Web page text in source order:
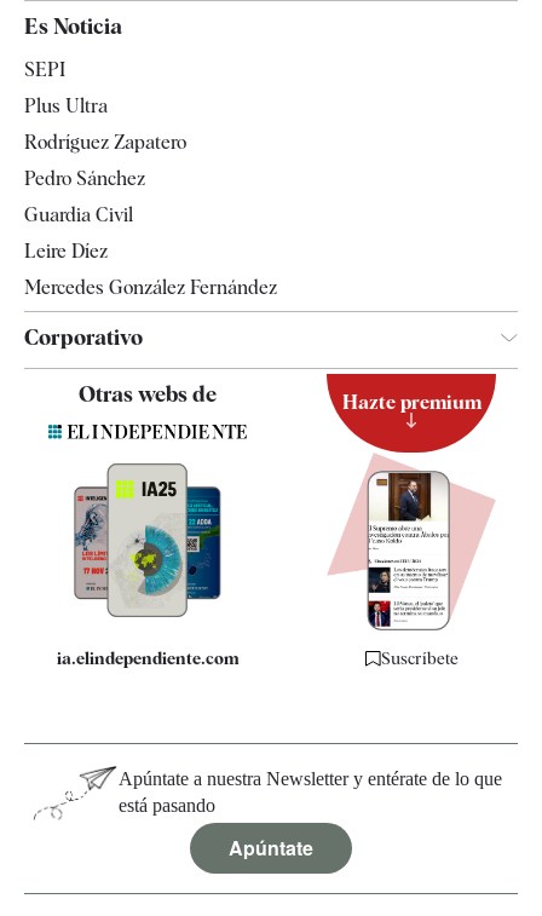
España
Televisión
Es Noticia
SEPI
Plus Ultra
Rodríguez Zapatero
Pedro Sánchez
Guardia Civil
Leire Díez
Mercedes González Fernández
Corporativo
Contacto
Quiénes somos
Especificaciones
Otras webs de
ia.elindependiente.com
Hazte premium
Suscríbete
Apúntate a nuestra Newsletter y entérate de lo que
está pasando
Apúntate